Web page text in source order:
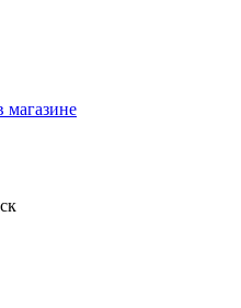
магазине